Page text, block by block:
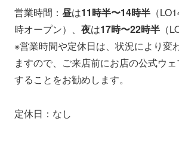
営業時間： 昼は11時半〜14時半 （
時オープン）、 夜は17時〜22時半 （
※営業時間や定休日は、状況により変
ますので、ご来店前にお店の公式ウ
することをお勧めします。
定休日：なし